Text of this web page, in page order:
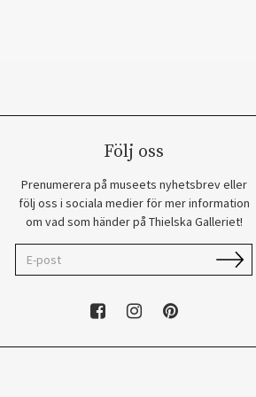
Följ oss
Prenumerera på museets nyhetsbrev eller
följ oss i sociala medier för mer information
om vad som händer på Thielska Galleriet!